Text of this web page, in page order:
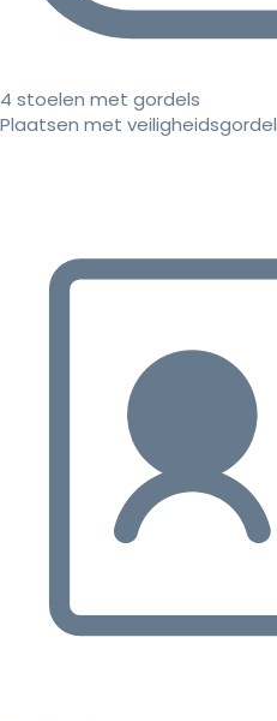
4 stoelen met gordels
Plaatsen met veiligheidsgordel